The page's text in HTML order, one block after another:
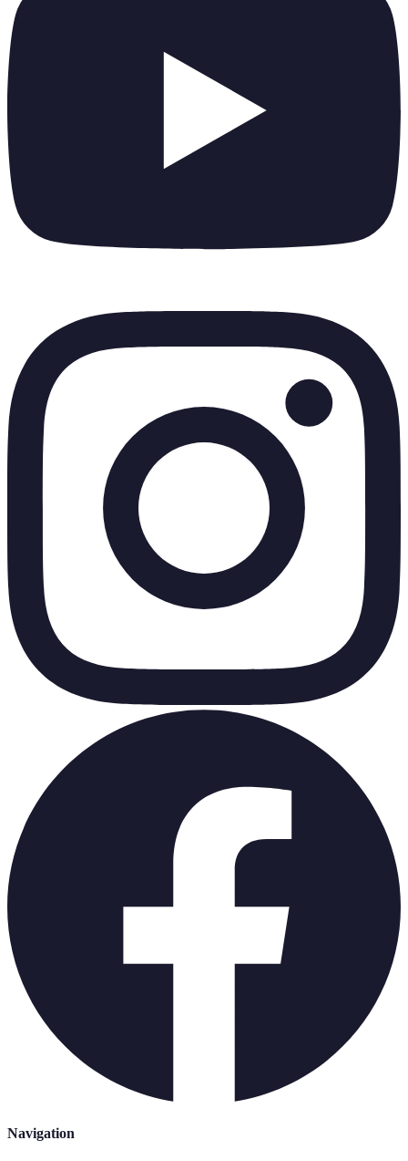
Navigation